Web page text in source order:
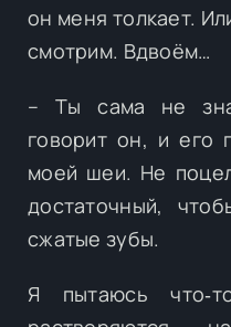
он меня толкает.
смотрим. Вдвоём…
– Ты сама не
говорит он, и его
моей шеи. Не
достаточный,
сжатые зубы.
Я пытаюсь